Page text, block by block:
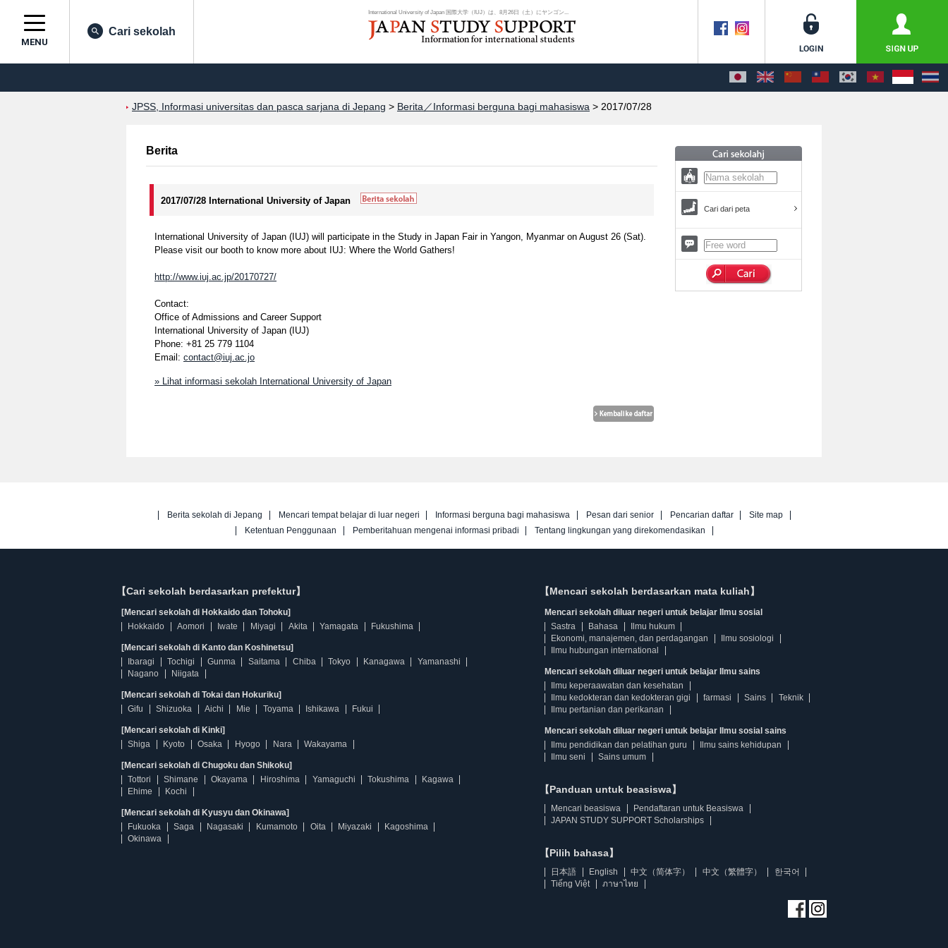
International University of Japan 国際大学（IUJ）は、8月26日（土）にヤンゴン...
MENU
Cari sekolah
JPSS, Informasi universitas dan pasca sarjana di Jepang > Berita／Informasi berguna bagi mahasiswa > 2017/07/28
Berita
2017/07/28 International University of Japan
International University of Japan (IUJ) will participate in the Study in Japan Fair in Yangon, Myanmar on August 26 (Sat).
Please visit our booth to know more about IUJ: Where the World Gathers!
http://www.iuj.ac.jp/20170727/
Contact:
Office of Admissions and Career Support
International University of Japan (IUJ)
Phone: +81 25 779 1104
Email: contact@iuj.ac.jo
» Lihat informasi sekolah International University of Japan
Cari dari peta
Berita sekolah di Jepang Mencari tempat belajar di luar negeri Informasi berguna bagi mahasiswa Pesan dari senior Pencarian daftar
Site map
Ketentuan Penggunaan
Pemberitahuan mengenai informasi pribadi Tentang lingkungan yang direkomendasikan
【Cari sekolah berdasarkan prefektur】
[Mencari sekolah di Hokkaido dan Tohoku]
Hokkaido
Aomori Iwate Miyagi Akita Yamagata Fukushima
[Mencari sekolah di Kanto dan Koshinetsu]
Ibaragi
Tochigi Gunma Saitama Chiba Tokyo Kanagawa
Yamanashi
Nagano
Niigata
[Mencari sekolah di Tokai dan Hokuriku]
Gifu
Shizuoka Aichi Mie Toyama Ishikawa Fukui
[Mencari sekolah di Kinki]
Shiga
Kyoto Osaka Hyogo Nara Wakayama
[Mencari sekolah di Chugoku dan Shikoku]
Tottori
Shimane Okayama Hiroshima Yamaguchi Tokushima
Kagawa
Ehime
Kochi
[Mencari sekolah di Kyusyu dan Okinawa]
Fukuoka
Saga Nagasaki Kumamoto Oita Miyazaki
Kagoshima
Okinawa
【Mencari sekolah berdasarkan mata kuliah】
Mencari sekolah diluar negeri untuk belajar Ilmu sosial
Sastra
Bahasa
Ilmu hukum
Ekonomi, manajemen, dan perdagangan
Ilmu sosiologi
Ilmu hubungan international
Mencari sekolah diluar negeri untuk belajar Ilmu sains
Ilmu keperaawatan dan kesehatan
Ilmu kedokteran dan kedokteran gigi
farmasi Sains
Teknik
Ilmu pertanian dan perikanan
Mencari sekolah diluar negeri untuk belajar Ilmu sosial sains
Ilmu pendidikan dan pelatihan guru
Ilmu sains kehidupan
Ilmu seni
Sains umum
【Panduan untuk beasiswa】
Mencari beasiswa
Pendaftaran untuk Beasiswa
JAPAN STUDY SUPPORT Scholarships
【Pilih bahasa】
日本語 English 中文（简体字） 中文（繁體字）
한국어
Tiếng Việt
ภาษาไทย